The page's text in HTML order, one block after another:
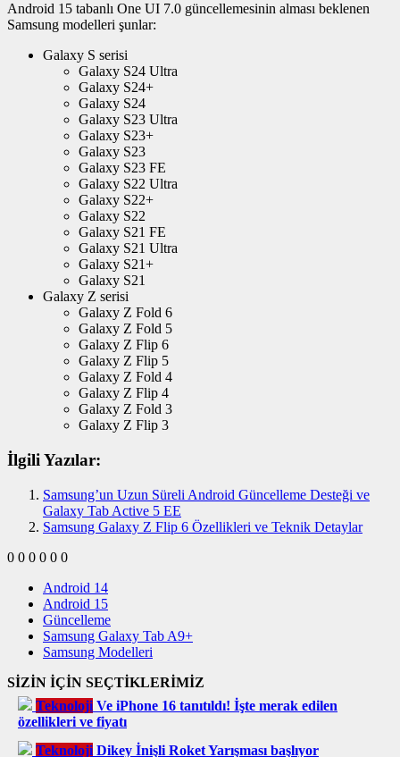
Android 15 tabanlı One UI 7.0 güncellemesinin alması beklenen
Samsung modelleri şunlar:
Galaxy S serisi
Galaxy S24 Ultra
Galaxy S24+
Galaxy S24
Galaxy S23 Ultra
Galaxy S23+
Galaxy S23
Galaxy S23 FE
Galaxy S22 Ultra
Galaxy S22+
Galaxy S22
Galaxy S21 FE
Galaxy S21 Ultra
Galaxy S21+
Galaxy S21
Galaxy Z serisi
Galaxy Z Fold 6
Galaxy Z Fold 5
Galaxy Z Flip 6
Galaxy Z Flip 5
Galaxy Z Fold 4
Galaxy Z Flip 4
Galaxy Z Fold 3
Galaxy Z Flip 3
İlgili Yazılar:
Samsung’un Uzun Süreli Android Güncelleme Desteği ve
Galaxy Tab Active 5 EE
Samsung Galaxy Z Flip 6 Özellikleri ve Teknik Detaylar
0 0 0 0 0 0
Android 14
Android 15
Güncelleme
Samsung Galaxy Tab A9+
Samsung Modelleri
SİZİN İÇİN SEÇTİKLERİMİZ
Teknoloji Ve iPhone 16 tanıtıldı! İşte merak edilen
özellikleri ve fiyatı
Teknoloji Dikey İnişli Roket Yarışması başlıyor